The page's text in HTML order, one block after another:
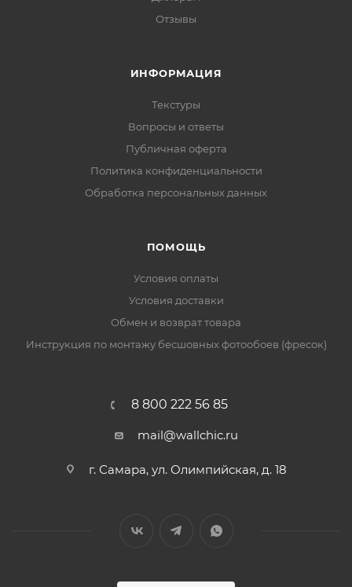
Отзывы
ИНФОРМАЦИЯ
Текстуры
Вопросы и ответы
Публичная оферта
Политика конфиденциальности
Обработка персональных данных
ПОМОЩЬ
Условия оплаты
Условия доставки
Обмен и возврат товара
Инструкция по монтажу бесшовных фотообоев (фресок)
8 800 222 56 85
mail@wallchic.ru
г. Самара, ул. Олимпийская, д. 18